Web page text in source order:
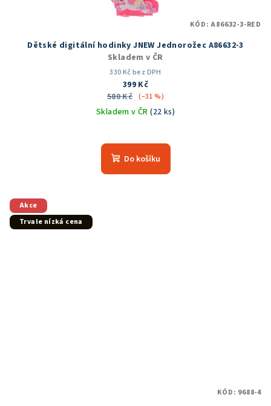
Dětské digitální hodinky JNEW Jednorožec A86632-3
Skladem v ČR
330 Kč bez DPH
399 Kč
580 Kč (–31 %)
Skladem v ČR(22 ks)
hodnocení
produktu
Do košíku
KÓD:A86632-3-RED
Akce
Trvale nízká cena
KÓD: 9688-4